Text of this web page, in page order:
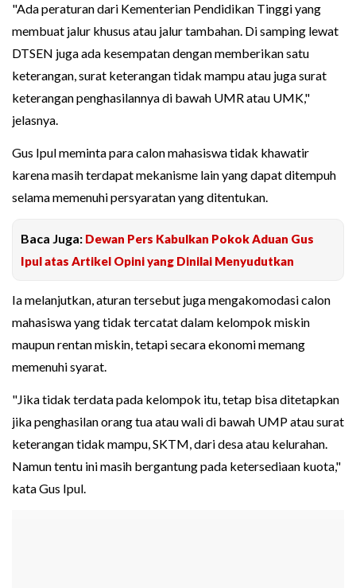
"Ada peraturan dari Kementerian Pendidikan Tinggi yang
membuat jalur khusus atau jalur tambahan. Di samping lewat
DTSEN juga ada kesempatan dengan memberikan satu
keterangan, surat keterangan tidak mampu atau juga surat
keterangan penghasilannya di bawah UMR atau UMK,"
jelasnya.
Gus Ipul meminta para calon mahasiswa tidak khawatir
karena masih terdapat mekanisme lain yang dapat ditempuh
selama memenuhi persyaratan yang ditentukan.
Baca Juga: Dewan Pers Kabulkan Pokok Aduan Gus
Ipul atas Artikel Opini yang Dinilai Menyudutkan
Ia melanjutkan, aturan tersebut juga mengakomodasi calon
mahasiswa yang tidak tercatat dalam kelompok miskin
maupun rentan miskin, tetapi secara ekonomi memang
memenuhi syarat.
"Jika tidak terdata pada kelompok itu, tetap bisa ditetapkan
jika penghasilan orang tua atau wali di bawah UMP atau surat
keterangan tidak mampu, SKTM, dari desa atau kelurahan.
Namun tentu ini masih bergantung pada ketersediaan kuota,"
kata Gus Ipul.